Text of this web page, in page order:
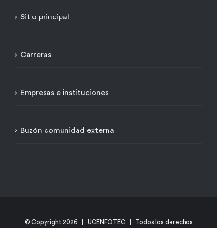
Sitio principal
Carreras
Empresas e instituciones
Buzón comunidad externa
© Copyright 2026 | UCENFOTEC | Todos los derechos